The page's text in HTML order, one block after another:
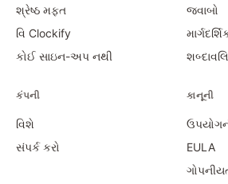
શ્રેષ્ઠ મફત
વિ Clockify
કોઈ સાઇન-અપ નથી
જવાબો
શબ્દાવલિ
કંપની
વિશે
સંપર્ક કરો
કાનૂની
EULA